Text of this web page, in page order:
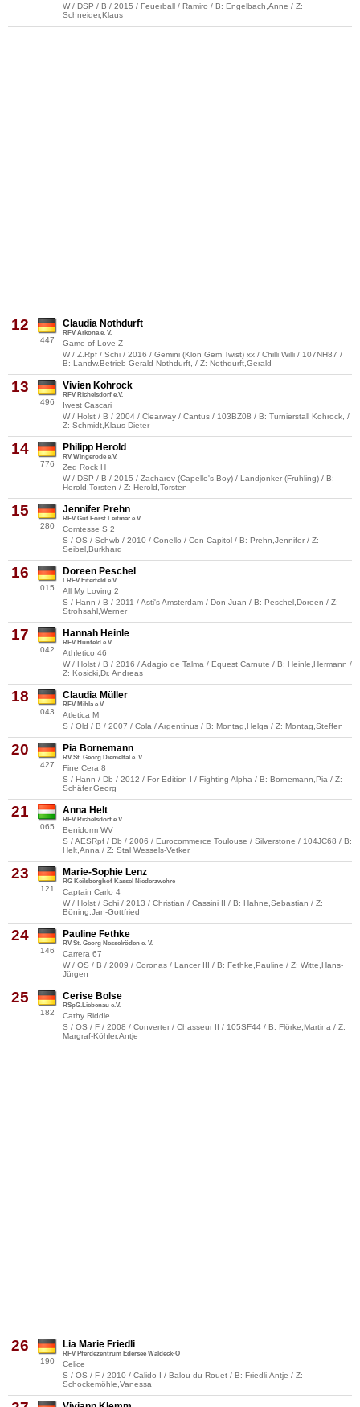
W / DSP / B / 2015 / Feuerball / Ramiro / B: Engelbach,Anne / Z:
Schneider,Klaus
12
447
Claudia Nothdurft
RFV Arkona e. V.
Game of Love Z
W / Z.Rpf / Schi / 2016 / Gemini (Klon Gem Twist) xx / Chilli Willi / 107NH87 /
B: Landw.Betrieb Gerald Nothdurft, / Z: Nothdurft,Gerald
13
496
Vivien Kohrock
RFV Richelsdorf e.V.
Iwest Cascari
W / Holst / B / 2004 / Clearway / Cantus / 103BZ08 / B: Turnierstall Kohrock, /
Z: Schmidt,Klaus-Dieter
14
776
Philipp Herold
RV Wingerode e.V.
Zed Rock H
W / DSP / B / 2015 / Zacharov (Capello's Boy) / Landjonker (Fruhling) / B:
Herold,Torsten / Z: Herold,Torsten
15
280
Jennifer Prehn
RFV Gut Forst Leitmar e.V.
Comtesse S 2
S / OS / Schwb / 2010 / Conello / Con Capitol / B: Prehn,Jennifer / Z:
Seibel,Burkhard
16
015
Doreen Peschel
LRFV Eiterfeld e.V.
All My Loving 2
S / Hann / B / 2011 / Asti's Amsterdam / Don Juan / B: Peschel,Doreen / Z:
Strohsahl,Werner
17
042
Hannah Heinle
RFV Hünfeld e.V.
Athletico 46
W / Holst / B / 2016 / Adagio de Talma / Equest Carnute / B: Heinle,Hermann /
Z: Kosicki,Dr. Andreas
18
043
Claudia Müller
RFV Mihla e.V.
Atletica M
S / Old / B / 2007 / Cola / Argentinus / B: Montag,Helga / Z: Montag,Steffen
20
427
Pia Bornemann
RV St. Georg Diemeltal e. V.
Fine Cera 8
S / Hann / Db / 2012 / For Edition I / Fighting Alpha / B: Bornemann,Pia / Z:
Schäfer,Georg
21
065
Anna Helt
RFV Richelsdorf e.V.
Benidorm WV
S / AESRpf / Db / 2006 / Eurocommerce Toulouse / Silverstone / 104JC68 / B:
Helt,Anna / Z: Stal Wessels-Vetker,
23
121
Marie-Sophie Lenz
RG Keilsberghof Kassel Niederzwehre
Captain Carlo 4
W / Holst / Schi / 2013 / Christian / Cassini II / B: Hahne,Sebastian / Z:
Böning,Jan-Gottfried
24
146
Pauline Fethke
RV St. Georg Nesselröden e. V.
Carrera 67
W / OS / B / 2009 / Coronas / Lancer III / B: Fethke,Pauline / Z: Witte,Hans-
Jürgen
25
182
Cerise Bolse
RSpG.Liebenau e.V.
Cathy Riddle
S / OS / F / 2008 / Converter / Chasseur II / 105SF44 / B: Flörke,Martina / Z:
Margraf-Köhler,Antje
26
190
Lia Marie Friedli
RFV Pferdezentrum Edersee Waldeck-O
Celice
S / OS / F / 2010 / Calido I / Balou du Rouet / B: Friedli,Antje / Z:
Schockemöhle,Vanessa